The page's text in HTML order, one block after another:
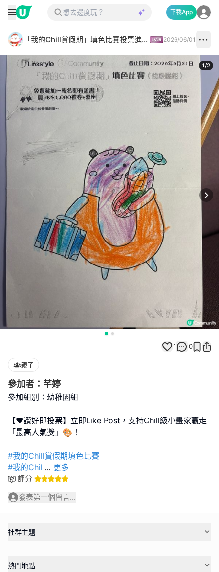
下載App
「我的Chill賞假期」填色比賽投票進行中✅ 2026/06/01
1/2
1 0
親子
參加者：芊婷
參加組別：幼稚園組
【❤️讚好即投票】立即Like Post，支持Chill級小畫家贏走
「最高人氣獎」🎨！
#我的Chill賞假期填色比賽
#我的Chil ... 更多
評分
發表第一個留言...
社群主題
熱門地點